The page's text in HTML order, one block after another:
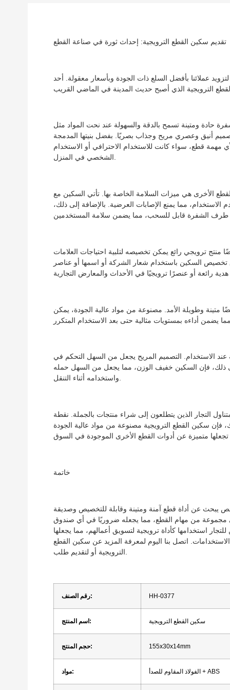
تقديم سكين القطع الترويجية: إحداث ثورة في صناعة القطع
عملائنا بأفضل السلع ذات الجودة وبأسعار معقولة. أحد
حادة ومتينة تسمح بالدقة والسهولة عند نحت المواد مثل
أنيق وعصري مريح وجذاب بصريًا. بفضل بنيتها المدمجة
مهمة قطع، سواء كانت للاستخدام الاحترافي أو الاستخدام
الشخصي في المنزل.
الأخرى هي ميزات السلامة الخاصة بها. تأتي السكين مع
مما يمنع الإصابات العرضية. بالإضافة إلى ذلك،
ترويجي رائع يمكن تخصيصه لتلبية احتياجات العلامات
تخصيص السكين باستخدام شعار الشركة أو اسمها أو عناصر
متينة وطويلة الأمد. مصنوعة من مواد عالية الجودة، يمكن
الاستخدام. التصميم المريح يجعل من السهل التحكم في
فإن السكين خفيف الوزن، مما يجعل من السهل حمله
واستخدامه أثناء التنقل.
التجار الذين يتطلعون إلى شراء منتجات بالجملة. نقطة
فإن سكين القطع الترويجية مصنوعة من مواد عالية الجودة
خاتمة
يبحث عن أداة قطع آمنة ومتينة وقابلة للتخصيص وصديقة
مجموعة من مهام القطع، مما يجعله ضروريًا في أي صندوق
استخدامها كأداة ترويجية لتسويق أعمالهم، مما يجعلها
اتصل بنا اليوم لمعرفة المزيد عن سكين القطع
رقم الصنف: HH-0377
اسم المنتج: سكين القطع الترويجية
حجم المنتج: 155x30x14mm
مواد: الفولاذ المقاوم للصدأ + ABS